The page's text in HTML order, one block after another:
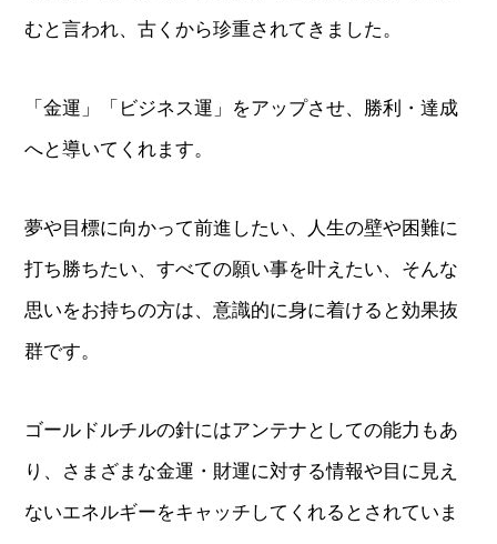
むと言われ、古くから珍重されてきました。
「金運」「ビジネス運」をアップさせ、勝利・達成
へと導いてくれます。
夢や目標に向かって前進したい、人生の壁や困難に
打ち勝ちたい、すべての願い事を叶えたい、そんな
思いをお持ちの方は、意識的に身に着けると効果抜
群です。
ゴールドルチルの針にはアンテナとしての能力もあ
り、さまざまな金運・財運に対する情報や目に見え
ないエネルギーをキャッチしてくれるとされていま